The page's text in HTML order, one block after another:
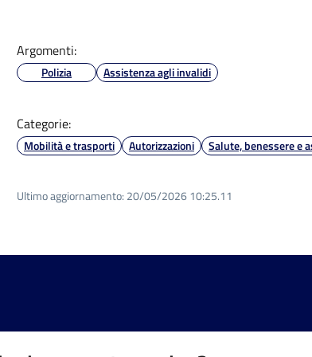
Argomenti:
Polizia Assistenza agli invalidi
Categorie:
Mobilità e trasporti Autorizzazioni Salute, benessere e
Ultimo aggiornamento: 20/05/2026 10:25.11